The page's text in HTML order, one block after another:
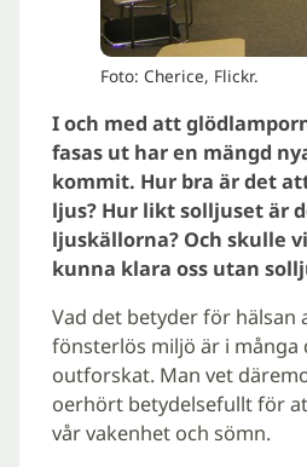
Foto: Cherice, Flickr.
I och med att
fasas ut har en mängd
kommit. Hur bra är det
ljus? Hur likt solljuset är
ljuskällorna? Och skulle
kunna klara oss utan
Vad det betyder för hälsan
fönsterlös miljö är i
outforskat. Man vet
oerhört betydelsefullt för
vår vakenhet och sömn.